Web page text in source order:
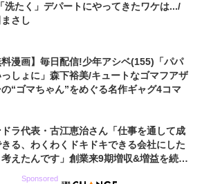
洗たく」デパートにやってきたワケは.../
さし
料漫画】毎日配信!少年アシベ(155)「パパ
っしょに」森下裕美/キュートなゴマフアザ
“ゴマちゃん”をめぐる名作ギャグ4コマ
ドラ代表・古江恵治さん「仕事を通して成
る、わくわくドキドキできる会社にした
えたんです」創業来9期増収&増益を続け
Sponsored